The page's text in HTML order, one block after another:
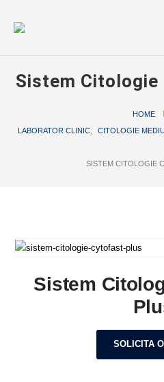
Sistem Citologie
HOME
LABORATOR CLINIC
CITOLOGIE
SISTEM CITOLOGIE
Sistem
SOLICITA